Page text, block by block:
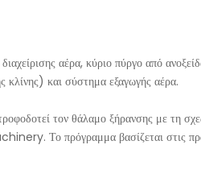
αέρα, κύριο πύργο από
κλίνης) και σύστημα εξαγωγής αέρα.
τον θάλαμο ξήρανσης με τη
Το πρόγραμμα βασίζεται στις